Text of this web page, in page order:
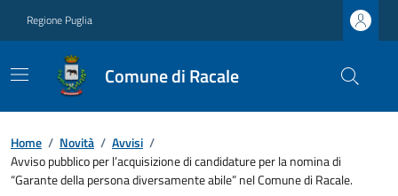
Regione Puglia
Comune di Racale
Home / Novità / Avvisi /
Avviso pubblico per l’acquisizione di candidature per la nomina di
“Garante della persona diversamente abile” nel Comune di Racale.